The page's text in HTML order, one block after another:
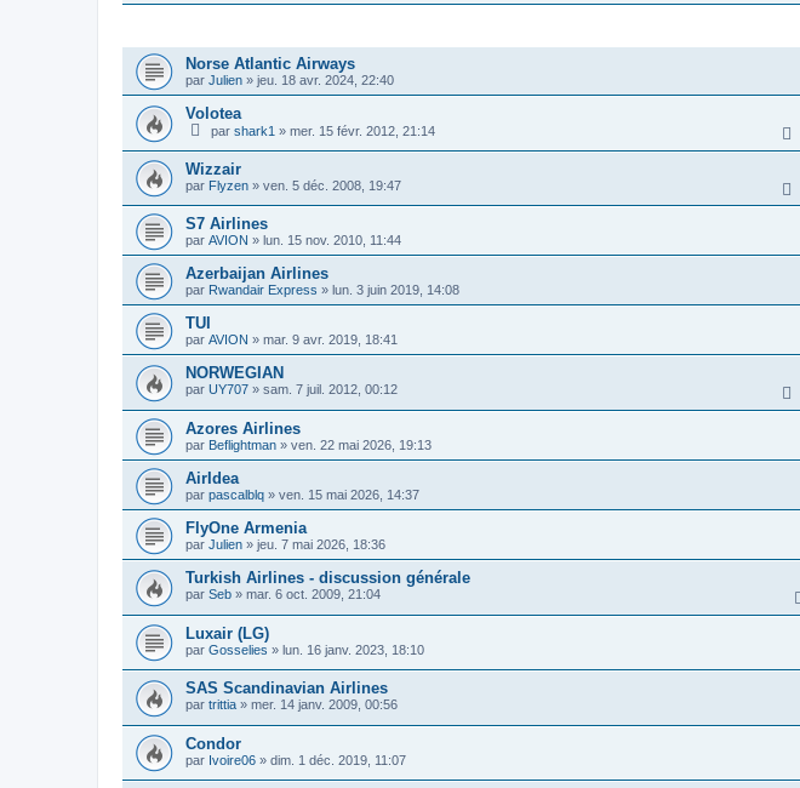
Norse Atlantic Airways
par Julien » jeu. 18 avr. 2024, 22:40
Volotea
par shark1 » mer. 15 févr. 2012, 21:14
Wizzair
par Flyzen » ven. 5 déc. 2008, 19:47
S7 Airlines
par AVION » lun. 15 nov. 2010, 11:44
Azerbaijan Airlines
par Rwandair Express » lun. 3 juin 2019, 14:08
TUI
par AVION » mar. 9 avr. 2019, 18:41
NORWEGIAN
par UY707 » sam. 7 juil. 2012, 00:12
Azores Airlines
par Beflightman » ven. 22 mai 2026, 19:13
AirIdea
par pascalblq » ven. 15 mai 2026, 14:37
FlyOne Armenia
par Julien » jeu. 7 mai 2026, 18:36
Turkish Airlines - discussion générale
par Seb » mar. 6 oct. 2009, 21:04
Luxair (LG)
par Gosselies » lun. 16 janv. 2023, 18:10
SAS Scandinavian Airlines
par trittia » mer. 14 janv. 2009, 00:56
Condor
par Ivoire06 » dim. 1 déc. 2019, 11:07